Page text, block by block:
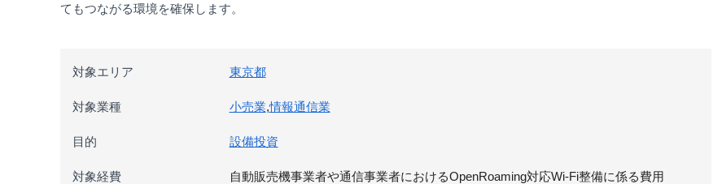
てもつながる環境を確保します。
対象エリア 東京都
対象業種 小売業,情報通信業
目的 設備投資
対象経費
自動販売機事業者や通信事業者におけるOpenRoaming対応Wi-Fi整備に係る費用